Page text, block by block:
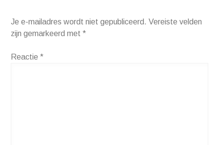
Je e-mailadres wordt niet gepubliceerd. Vereiste velden
zijn gemarkeerd met*
Reactie*